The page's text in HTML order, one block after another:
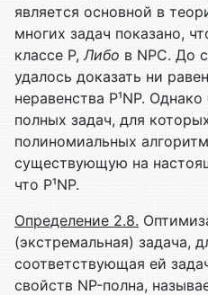
является основной в
многих задач показано,
классе P, Либо в NPC. До
удалось доказать ни
неравенства P¹NP.
полных задач, для
полиномиальных
существующую на
что P¹NP.
Определение 2.8.
(экстремальная) задача,
соответствующая ей
свойств NP-полна,